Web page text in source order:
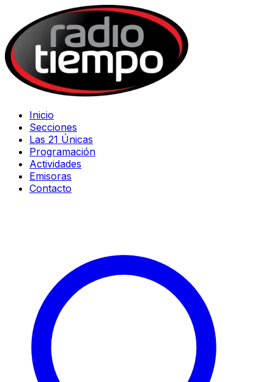
Inicio
Secciones
Las 21 Únicas
Programación
Actividades
Emisoras
Contacto